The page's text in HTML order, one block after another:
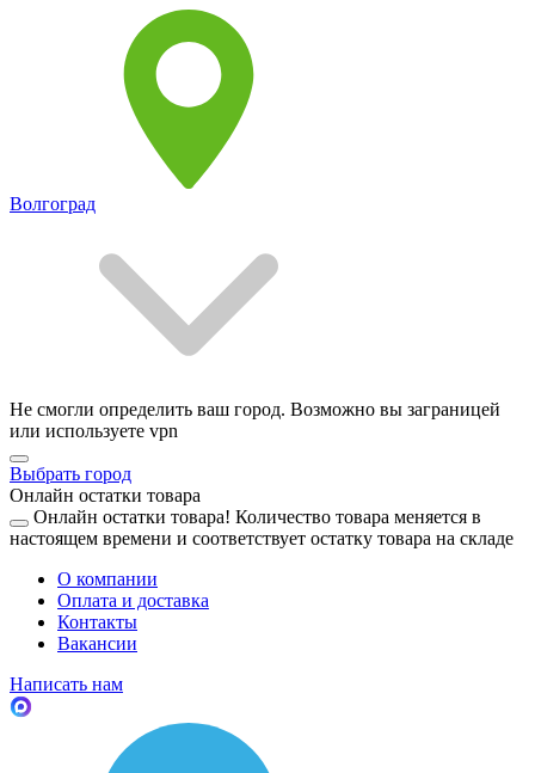
Волгоград
Не смогли определить ваш город. Возможно вы заграницей
или используете vpn
Выбрать город
Онлайн остатки товара
Онлайн остатки товара! Количество товара меняется в
настоящем времени и соответствует остатку товара на складе
О компании
Оплата и доставка
Контакты
Вакансии
Написать нам